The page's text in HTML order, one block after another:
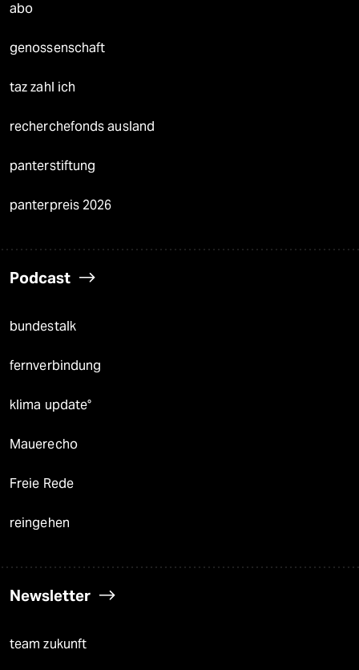
abo
genossenschaft
taz zahl ich
recherchefonds ausland
panterstiftung
panterpreis 2026
Podcast
bundestalk
fernverbindung
klima update°
Mauerecho
Freie Rede
reingehen
Newsletter
team zukunft